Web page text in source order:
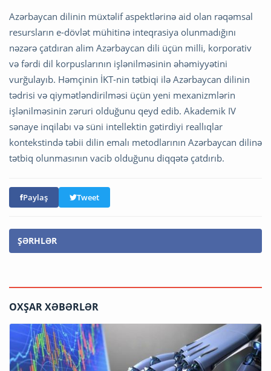
Azərbaycan dilinin müxtəlif aspektlərinə aid olan rəqəmsal
resursların e-dövlət mühitinə inteqrasiya olunmadığını
nəzərə çatdıran alim Azərbaycan dili üçün milli, korporativ
və fərdi dil korpuslarının işlənilməsinin əhəmiyyətini
vurğulayıb. Həmçinin İKT-nin tətbiqi ilə Azərbaycan dilinin
tədrisi və qiymətləndirilməsi üçün yeni mexanizmlərin
işlənilməsinin zəruri olduğunu qeyd edib. Akademik IV
sənaye inqilabı və süni intellektin gətirdiyi reallıqlar
kontekstində təbii dilin emalı metodlarının Azərbaycan dilinə
tətbiq olunmasının vacib olduğunu diqqətə çatdırıb.
Paylaş Tweet
ŞƏRHLƏR
OXŞAR XƏBƏRLƏR